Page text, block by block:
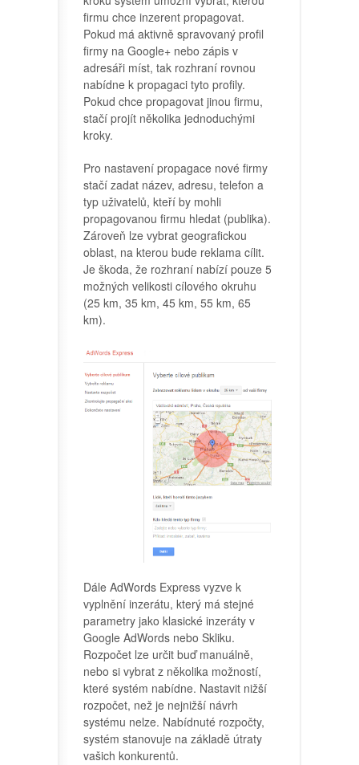
firmu chce inzerent propagovat.
Pokud má aktivně spravovaný profil
firmy na Google+ nebo zápis v
adresáři míst, tak rozhraní rovnou
nabídne k propagaci tyto profily.
Pokud chce propagovat jinou firmu,
stačí projít několika jednoduchými
kroky.
Pro nastavení propagace nové firmy
stačí zadat název, adresu, telefon a
typ uživatelů, kteří by mohli
propagovanou firmu hledat (publika).
Zároveň lze vybrat geografickou
oblast, na kterou bude reklama cílit.
Je škoda, že rozhraní nabízí pouze 5
možných velikosti cílového okruhu
(25 km, 35 km, 45 km, 55 km, 65
km).
Dále AdWords Express vyzve k
vyplnění inzerátu, který má stejné
parametry jako klasické inzeráty v
Google AdWords nebo Skliku.
Rozpočet lze určit buď manuálně,
nebo si vybrat z několika možností,
které systém nabídne. Nastavit nižší
rozpočet, než je nejnižší návrh
systému nelze. Nabídnuté rozpočty,
systém stanovuje na základě útraty
vašich konkurentů.